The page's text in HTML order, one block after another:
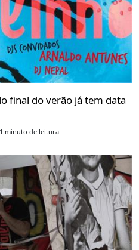
final do verão já tem data
1 minuto de leitura